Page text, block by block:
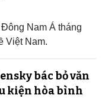
Nam Á tháng
Việt Nam.
bác bỏ văn
kiện hòa bình